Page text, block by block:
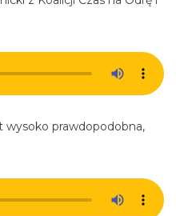
wysoko prawdopodobna,